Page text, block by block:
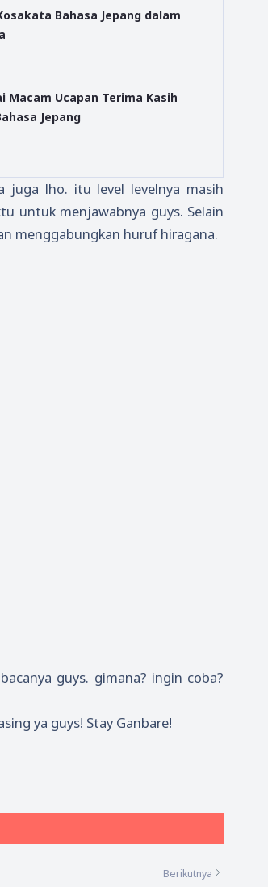
Bahasa Jepang dalam
Macam Ucapan Terima Kasih
Jepang
juga lho. itu level levelnya masih
untuk menjawabnya guys. Selain
menggabungkan huruf hiragana.
guys. gimana? ingin coba?
ya guys! Stay Ganbare!
Berikutnya